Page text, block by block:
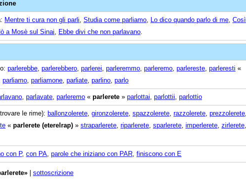
Mentre ti cura non gli parli Studia come parliamo Lo dico quando parlo di me Così
a Mosè sul Sinai
Ebbe divi che non parlavano
parlerebbe parlerebbero parlerei parleremmo parleremo parlereste parleresti «
parliamo parliamone parliate parlino parlo
parlavate parleremo « parlerete » parlottai parlottii parlottio
le rime): ballonzolerete gironzolerete spazzolerete razzolerete prezzolerete
« parlerete (eterelrap) » straparlerete riparlerete sparlerete imperlerete zirlerete
con P, con PA parole che iniziano con PAR finiscono con E
| sottoscrizione